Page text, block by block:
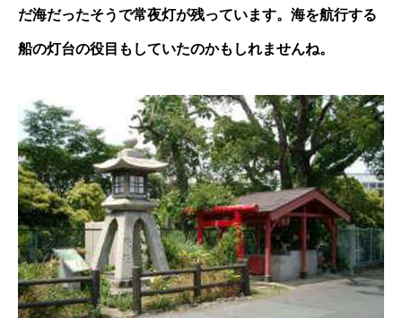
だ海だったそうで常夜灯が残っています。海を航行する
船の灯台の役目もしていたのかもしれませんね。